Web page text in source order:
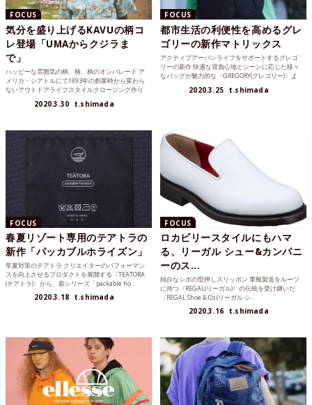
FOCUS
気分を盛り上げるKAVUの柄コ
レ登場「UMAからクジラま
で」
ハッピーな雰囲気の柄、柄、柄のオンパレード ア
メリカ・シアトルにて1993年の創業時から変わら
ないアウトドアライフスタイルクロージング作り
2020.3.30 t.shimada
FOCUS
都市生活の利便性を高めるグレ
ゴリーの新作マトリックス
アクティブアーバンライフをサポートするグレゴ
リーの新作 快適な背負心地とシーンに応じた様々
なバッグが魅力的な〈GREGORY(グレゴリー)〉よ
2020.3.25 t.shimada
FOCUS
春夏リゾート専用のテアトラの
新作「パッカブルホライズン」
常夏対策のテアトラ クリエイターのパフォーマン
スを向上させるプロダクトを展開する〈TEATORA
(テアトラ)〉から、新シリーズ「packable ho...
2020.3.18 t.shimada
FOCUS
ロカビリースタイルにもハマ
る、リーガル シュー&カンパニ
ーのス...
純白なシボの型押しスリッポン 軍靴製造をルーツ
に持つ〈REGAL(リーガル)〉の伝統を受け継いだ
〈REGAL Shoe & Co.(リーガル シ...
2020.3.16 t.shimada